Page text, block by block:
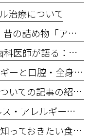
治療について
歯科医師 平澤裕之Dr.に聞く、昔の詰め物「アマルガム」と体への影響
医療法人福涛会 理事長 平澤歯科医師が語る：ガルバニー電流の正体と全身への影響
歯科医師が語る「金属アレルギーと口腔・全身のつながり」〜 長年悩んだ体調不良、その原因は「お口の中の金属」かもしれません 〜
インスタグラムで歯科金属についての記事の紹介をスタートしました
歯科医師が語る 花粉・ウイルス・アレルギーと金属の関係──免疫バランスを整えるために
秋の食材と金属アレルギー：知っておきたい食べ方の工夫